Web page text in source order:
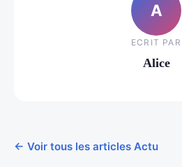
A
ECRIT PAR
Alice
← Voir tous les articles Actu